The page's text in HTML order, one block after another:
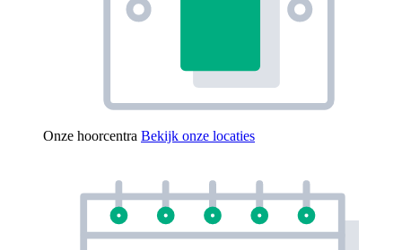
Onze hoorcentra Bekijk onze locaties